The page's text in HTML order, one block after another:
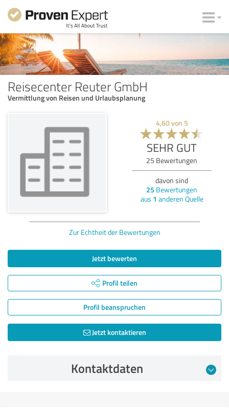
Reisecenter Reuter GmbH
Vermittlung von Reisen und Urlaubsplanung
4,60von 5
SEHR GUT
25 Bewertungen
davon sind
25 Bewertungen
aus 1 anderen Quelle
Zur Echtheit der Bewertungen
Jetzt bewerten
Profil teilen
Profil beanspruchen
Jetzt kontaktieren
Kontaktdaten